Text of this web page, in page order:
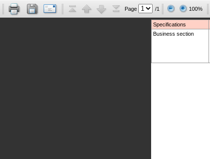
Page /1 100%
Specifications
Business section